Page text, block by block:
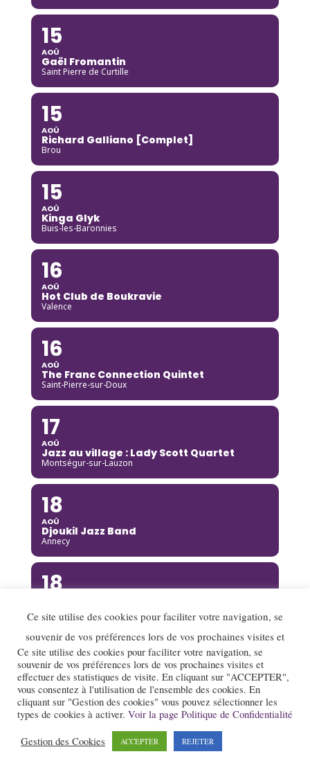
15
AOÛ
Gaël Fromantin
Saint Pierre de Curtille
15
AOÛ
Richard Galliano [Complet]
Brou
15
AOÛ
Kinga Glyk
Buis-les-Baronnies
16
AOÛ
Hot Club de Boukravie
Valence
16
AOÛ
The Franc Connection Quintet
Saint-Pierre-sur-Doux
17
AOÛ
Jazz au village : Lady Scott Quartet
Montségur-sur-Lauzon
18
AOÛ
Djoukil Jazz Band
Annecy
18
La Garde-Adhémar
18
AOÛ
Benny Green
Annecy
19
Ce site utilise des cookies pour faciliter votre navigation, se
souvenir de vos préférences lors de vos prochaines visites et
Ce site utilise des cookies pour faciliter votre navigation, se
souvenir de vos préférences lors de vos prochaines visites et
effectuer des statistiques de visite. En cliquant sur "ACCEPTER",
vous consentez à l'utilisation de l'ensemble des cookies. En
cliquant sur "Gestion des cookies" vous pouvez sélectionner les
types de cookies à activer. Voir la page Politique de Confidentialité
Gestion des Cookies ACCEPTER REJETER